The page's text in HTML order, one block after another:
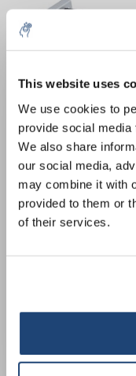
This website uses
We use cookies to
provide social
We also share
our social media,
may combine it with
provided to them or
of their services.
AS 130.1 Accesorio
universal
€474,76 IVA no incluido
5% off
Sign up for our
our new
your next
Your